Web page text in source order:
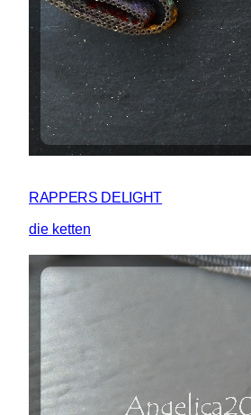
RAPPERS DELIGHT
die ketten